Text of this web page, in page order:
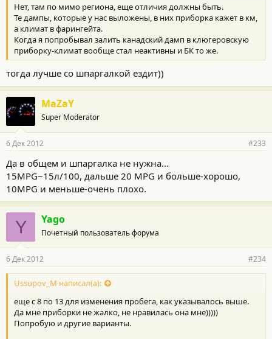
Нет, там по мимо региона, еще отличия должны быть.
Те дампы, которые у нас выложены, в них приборка кажет в км,
а климат в фарингейта.
Когда я попробывал залить канадский дамп в клюгеровскую
приборку-климат вообще стал неактивны и БК то же.
тогда лучше со шпаргалкой ездит))
MaZaY
Super Moderator
6 Дек 2012 #233
Да в общем и шпаргалка не нужна...
15MPG~15л/100, дальше 20 MPG и больше-хорошо,
10MPG и меньше-очень плохо.
Y Yago
Почетный пользователь форума
6 Дек 2012 #234
Ussupov_M написал(а):
еще с 8 по 13 для изменения пробега, как указывалось выше.
Да мне приборки не жалко, не нравилась она мне)))))
Попробую и другие варианты.